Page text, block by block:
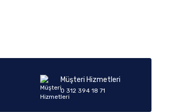
Müşteri Hizmetleri
0 312 394 18 71